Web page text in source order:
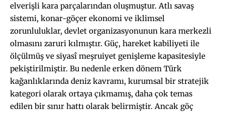
elverişli kara parçalarından oluşmuştur. Atlı savaş
sistemi, konar-göçer ekonomi ve iklimsel
zorunluluklar, devlet organizasyonunun kara merkezli
olmasını zaruri kılmıştır. Güç, hareket kabiliyeti ile
ölçülmüş ve siyasî meşruiyet genişleme kapasitesiyle
pekiştirilmiştir. Bu nedenle erken dönem Türk
kağanlıklarında deniz kavramı, kurumsal bir stratejik
kategori olarak ortaya çıkmamış, daha çok temas
edilen bir sınır hattı olarak belirmiştir. Ancak göç